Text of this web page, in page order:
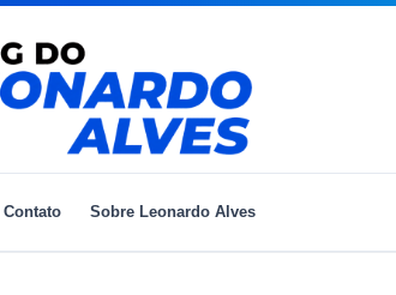
Contato Sobre Leonardo Alves